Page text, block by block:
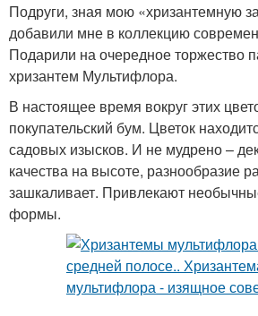
Подруги, зная мою «хризантемную
добавили мне в коллекцию
Подарили на очередное торжество
хризантем Мультифлора.
В настоящее время вокруг этих
покупательский бум. Цветок
садовых изысков. И не мудрено –
качества на высоте, разнообразие
зашкаливает. Привлекают
формы.